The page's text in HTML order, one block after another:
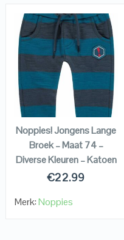
QUICK LOOK
VIEW DETAILS
KOPEN
Noppies! Jongens Lange
Broek – Maat 74 –
Diverse Kleuren – Katoen
€22.99
Merk:Noppies